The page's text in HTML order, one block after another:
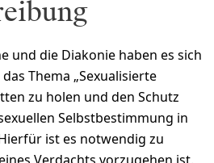
und die Diakonie haben es sich
Thema „Sexualisierte
zu holen und den Schutz
Selbstbestimmung in
ist es notwendig zu